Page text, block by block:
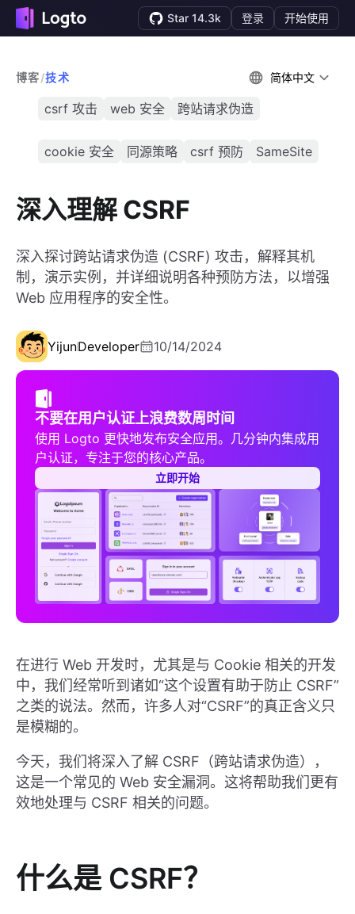
Star 14.3k 登录 开始使用
博客/技术 简体中文
csrf 攻击 web 安全 跨站请求伪造
cookie 安全 同源策略 csrf 预防 SameSite
深入理解 CSRF
深入探讨跨站请求伪造 (CSRF) 攻击，解释其机
制，演示实例，并详细说明各种预防方法，以增强
Web 应用程序的安全性。
YijunDeveloper 10/14/2024
不要在用户认证上浪费数周时间
使用 Logto 更快地发布安全应用。几分钟内集成用
户认证，专注于您的核心产品。
立即开始
在进行 Web 开发时，尤其是与 Cookie 相关的开发
中，我们经常听到诸如“这个设置有助于防止 CSRF”
之类的说法。然而，许多人对“CSRF”的真正含义只
是模糊的。
今天，我们将深入了解 CSRF（跨站请求伪造），
这是一个常见的 Web 安全漏洞。这将帮助我们更有
效地处理与 CSRF 相关的问题。
什么是 CSRF？